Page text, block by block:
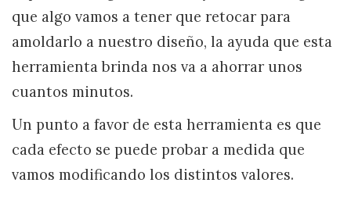
que algo vamos a tener que retocar para
amoldarlo a nuestro diseño, la ayuda que esta
herramienta brinda nos va a ahorrar unos
cuantos minutos.
Un punto a favor de esta herramienta es que
cada efecto se puede probar a medida que
vamos modificando los distintos valores.